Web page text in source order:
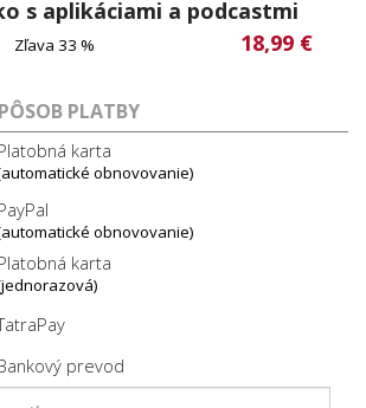
s aplikáciami a podcastmi
Zľava 33 % 18,99 €
PLATBY
karta
obnovovanie)
obnovovanie)
karta
prevod